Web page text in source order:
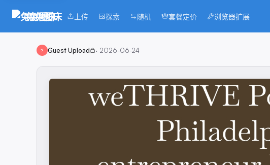
兔兔图床 上传 探索 随机 套餐定价 浏览器扩展
? Guest Upload · 2026-06-24